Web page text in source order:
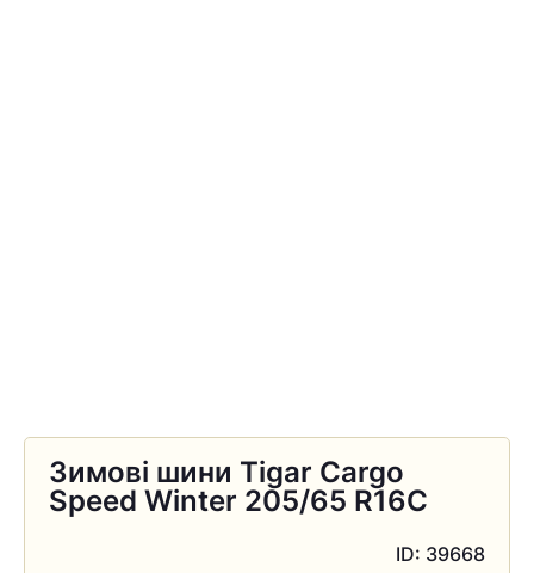
Зимові шини Tigar Cargo
Speed Winter 205/65 R16C
ID: 39668